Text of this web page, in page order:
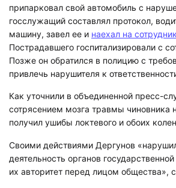
припарковал свой автомобиль с
госслужащий составлял протокол,
машину, завел ее и наехал на
Пострадавшего госпитализировали с
Позже он обратился в полицию с
привлечь нарушителя к
Как уточнили в объединенной пресс-
сотрясением мозга травмы чиновника
получил ушибы локтевого и обоих
Своими действиями Дергунов
деятельность органов
их авторитет перед лицом общества»,